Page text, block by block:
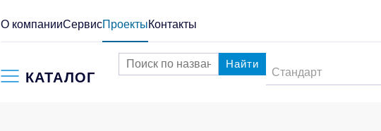
О компанииСервисПроектыКонтакты
КАТАЛОГ
Найти
Стандарт